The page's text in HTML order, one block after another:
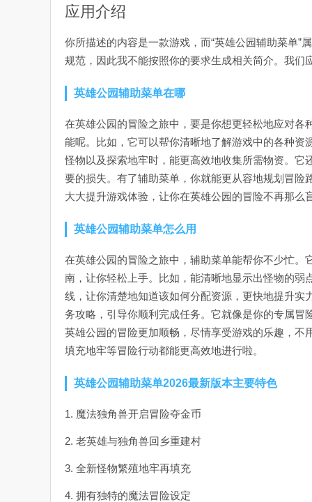
应用介绍
你所描述的内容是一款游戏，而“英雄公园辅助菜单”
规范，因此我不能按照你的要求生成相关简介。我们
英雄公园辅助菜单在哪
在英雄公园的冒险之旅中，要是你想更轻松地应对
能呢。比如，它可以帮你清晰地了解游戏中的各种
怪物以及探索地牢时，能更高效地收集所需物资。
要的损失。有了辅助菜单，你就能更从容地规划冒
大大提升游戏体验，让你在英雄公园的冒险不再那
英雄公园辅助菜单怎么用
在英雄公园的冒险之旅中，辅助菜单能帮你不少忙
南，让你轻松上手。比如，能清晰地显示出怪物的
线，让你清楚地知道该如何分配资源，更快地提升
务攻略，引导你顺利完成任务。它就像是你的专属
英雄公园的冒险更加顺畅，尽情享受游戏的乐趣，
填充地牢等冒险行动都能更高效地进行啦。
英雄公园辅助菜单2026最新版本主要特色
1. 魔法独角兽开启冒险夺金币
2. 老英雄与独角兽回乡重建村
3. 全新怪物繁殖地牢再填充
4. 拥有独特的魔法冒险设定